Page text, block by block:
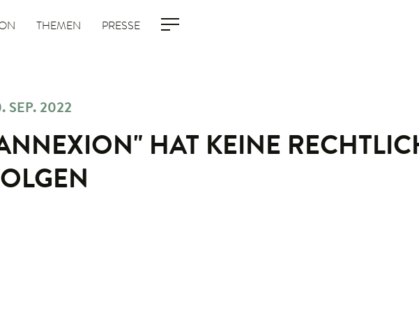
THEMEN PRESSE
SEP. 2022
HAT KEINE